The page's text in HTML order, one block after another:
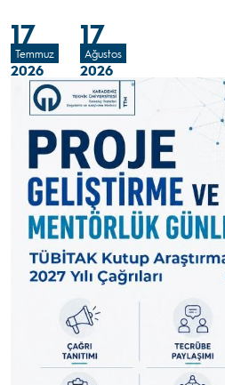
17
Temmuz
2026
17
Ağustos
2026